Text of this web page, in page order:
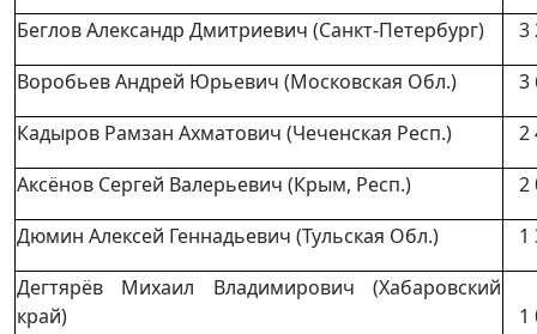
Беглов Александр Дмитриевич (Санкт-Петербург)
3
Воробьев Андрей Юрьевич (Московская Обл.)
3
Кадыров Рамзан Ахматович (Чеченская Респ.)
2
Аксёнов Сергей Валерьевич (Крым, Респ.)
2
Дюмин Алексей Геннадьевич (Тульская Обл.)
1
Дегтярёв Михаил Владимирович (Хабаровский
край)
1